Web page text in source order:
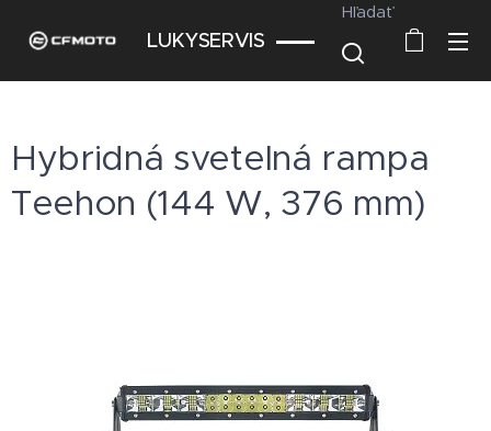
LUKYSERVIS
Hľadať
Hybridná svetelná rampa
Teehon (144 W, 376 mm)